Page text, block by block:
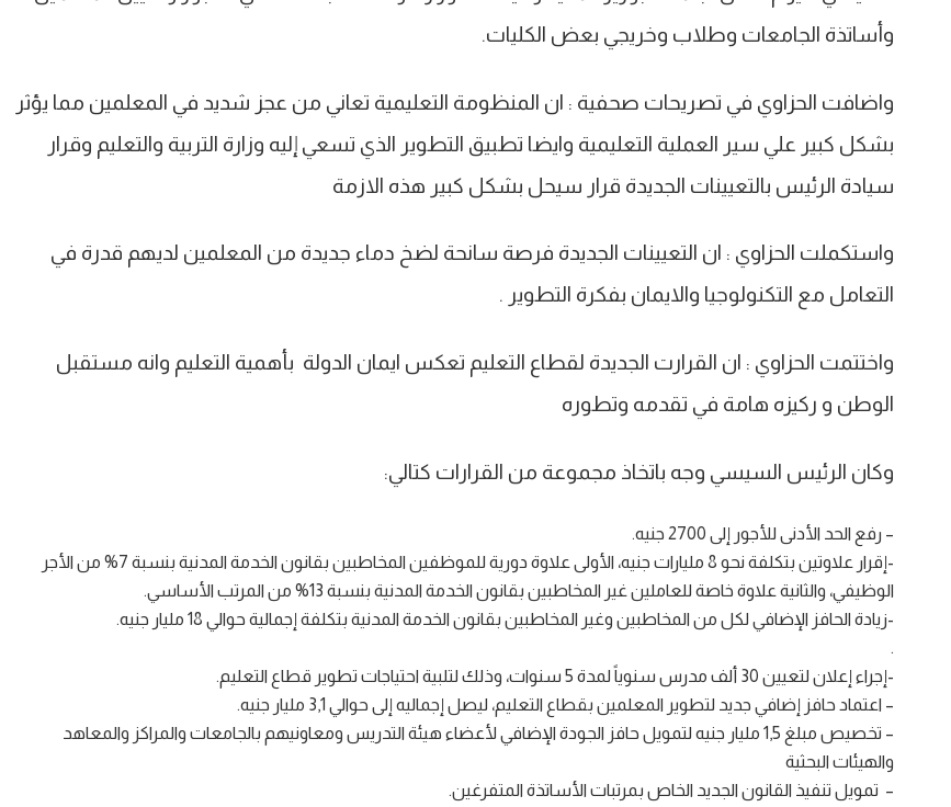
وأساتذة الجامعات وطلاب وخريجي بعض الكليات.
واضافت الحزاوي في تصريحات صحفية : ان المنظومة التعليمية تعاني من عجز شديد في المعلمين مما يؤثر
بشكل كبير علي سير العملية التعليمية وايضا تطبيق التطوير الذي تسعي إليه وزارة التربية والتعليم وقرار
سيادة الرئيس بالتعيينات الجديدة قرار سيحل بشكل كبير هذه الازمة
واستكملت الحزاوي : ان التعيينات الجديدة فرصة سانحة لضخ دماء جديدة من المعلمين لديهم قدرة في
التعامل مع التكنولوجيا والايمان بفكرة التطوير .
واختتمت الحزاوي : ان القرارت الجديدة لقطاع التعليم تعكس ايمان الدولة بأهمية التعليم وانه مستقبل
الوطن و ركيزه هامة في تقدمه وتطوره
وكان الرئيس السيسي وجه باتخاذ مجموعة من القرارات كتالي:
– رفع الحد الأدنى للأجور إلى 2700 جنيه.
-إقرار علاوتين بتكلفة نحو 8 مليارات جنيه، الأولى علاوة دورية للموظفين المخاطبين بقانون الخدمة المدنية بنسبة 7% من الأجر
الوظيفي، والثانية علاوة خاصة للعاملين غير المخاطبين بقانون الخدمة المدنية بنسبة 13% من المرتب الأساسي.
-زيادة الحافز الإضافي لكل من المخاطبين وغير المخاطبين بقانون الخدمة المدنية بتكلفة إجمالية حوالي 18 مليار جنيه.
.
-إجراء إعلان لتعيين 30 ألف مدرس سنوياً لمدة 5 سنوات، وذلك لتلبية احتياجات تطوير قطاع التعليم.
– اعتماد حافز إضافي جديد لتطوير المعلمين بقطاع التعليم، ليصل إجماليه إلى حوالي 3,1 مليار جنيه.
– تخصيص مبلغ 1,5 مليار جنيه لتمويل حافز الجودة الإضافي لأعضاء هيئة التدريس ومعاونيهم بالجامعات والمراكز والمعاهد
والهيئات البحثية
– تمويل تنفيذ القانون الجديد الخاص بمرتبات الأساتذة المتفرغين.